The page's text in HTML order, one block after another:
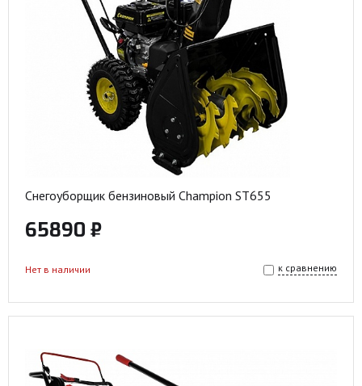
Снегоуборщик бензиновый Champion ST655
65890 ₽
к сравнению
Нет в наличии